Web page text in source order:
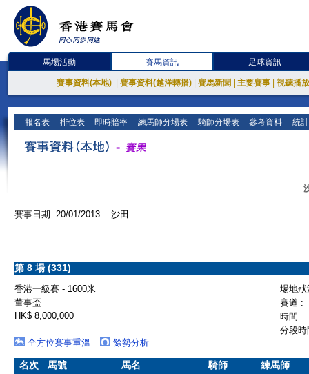
馬場活動 賽馬資訊 足球資訊
賽事資料(本地) 賽事資料(越洋轉播) 賽馬新聞 主要賽事 視聽播
報名表 排位表 即時賠率 練馬師分場表 騎師分場表 參考資料 統
賽事日期: 20/01/2013 沙田
第 8 場 (331)
香港一級賽 - 1600米
場地
董事盃
賽道 :
HK$ 8,000,000
時間 :
分段
全方位賽事重溫
餘勢分析
名次 馬號 馬名 騎師 練馬師